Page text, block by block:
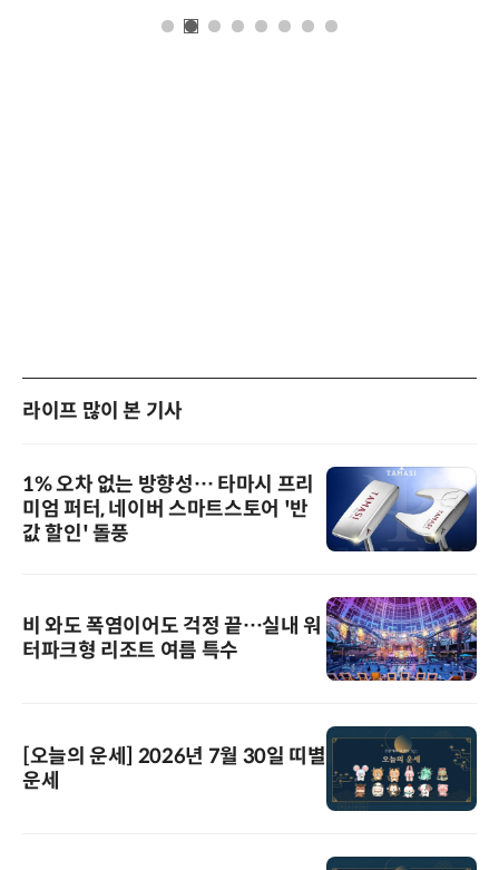
라이프 많이 본 기사
1% 오차 없는 방향성… 타마시 프리
미엄 퍼터, 네이버 스마트스토어 '반
값 할인' 돌풍
비 와도 폭염이어도 걱정 끝…실내 워
터파크형 리조트 여름 특수
[오늘의 운세] 2026년 7월 30일 띠별
운세